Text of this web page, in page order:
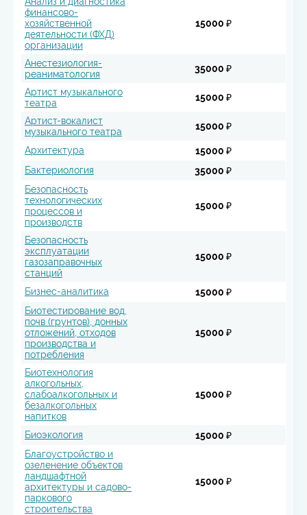
финансово-
хозяйственной
деятельности (ФХД)
организации
15000 ₽
Анестезиология-
реаниматология
35000 ₽
Артист музыкального
театра
15000 ₽
Артист-вокалист
музыкального театра
15000 ₽
Архитектура
15000 ₽
Бактериология
35000 ₽
Безопасность
технологических
процессов и
производств
15000 ₽
Безопасность
эксплуатации
газозаправочных
станций
15000 ₽
Бизнес-аналитика
15000 ₽
Биотестирование вод,
почв (грунтов), донных
отложений, отходов
производства и
потребления
15000 ₽
Биотехнология
алкогольных,
слабоалкогольных и
безалкогольных
напитков
15000 ₽
Биоэкология
15000 ₽
Благоустройство и
озеленение объектов
ландшафтной
архитектуры и садово-
паркового
строительства
15000 ₽